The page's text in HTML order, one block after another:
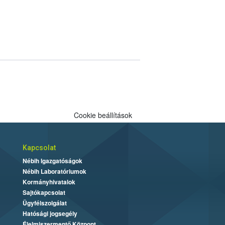
Cookie beállítások
Kapcsolat
Nébih Igazgatóságok
Nébih Laboratóriumok
Kormányhivatalok
Sajtókapcsolat
Ügyfélszolgálat
Hatósági jogsegély